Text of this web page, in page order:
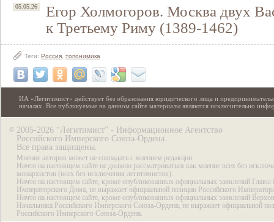
05.05.26
Егор Холмогоров. Москва двух
к Третьему Риму (1389-1462)
Теги: Россия топонимика
ИА «Легитимист» действует без образования юридического лица и
началах. Все публикуемые на данном сайте материалы являются исключительно
© 2005-2026 “Легитимист” - Информационное Агентство
Российского Имперского Союза-Ордена.
Все права защищены.
Мнение авторов может не совпадать с мнением редакции.
Ничто на настоящем сайте не должно рассматриваться как мнение всех без
монархистов (всех без исключения легитимистов).
Ничто на настоящем сайте, кроме опубликованных официальных заявлений Главы
Императорского Дома, не выражает официальной позиции Российского
Ничто на настоящем сайте, кроме опубликованных официальных заявлений
Начальника Российского Имперского Союза-Ордена, не выражает официальной
Российского Имперского Союза-Ордена.